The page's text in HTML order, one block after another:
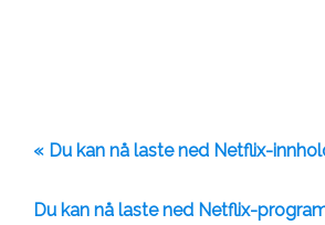
« Du kan nå laste ned Netflix-
Du kan nå laste ned Netflix-